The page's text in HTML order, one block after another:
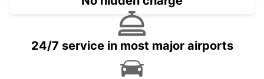
24/7 service in most major airports